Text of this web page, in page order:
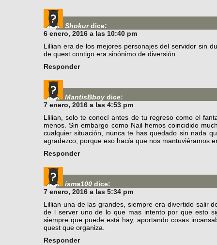
Shokur dice:
6 enero, 2016 a las 10:40 pm
Lillian era de los mejores personajes del servidor sin
de quest contigo era sinónimo de diversión.
Responder
MantisBboy dice:
7 enero, 2016 a las 4:53 pm
Llilian, solo te conocí antes de tu regreso como el
menos. Sin embargo como Nail hemos coincidido
cualquier situación, nunca te has quedado sin nada
agradezco, porque eso hacía que nos mantuviéramos
Responder
isma100 dice:
7 enero, 2016 a las 5:34 pm
Lillian una de las grandes, siempre era divertido salir
de l server uno de lo que mas intento por que esto
siempre que puede está hay, aportando cosas
quest que organiza.
Responder